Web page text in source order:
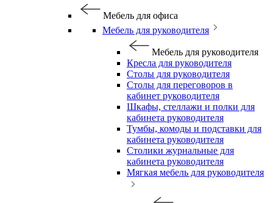
Мебель для офиса
Мебель для руководителя
Мебель для руководителя
Кресла для руководителя
Столы для руководителя
Столы для переговоров в
кабинет руководителя
Шкафы, стеллажи и полки для
кабинета руководителя
Тумбы, комоды и подставки для
кабинета руководителя
Столики журнальные для
кабинета руководителя
Мягкая мебель для руководителя